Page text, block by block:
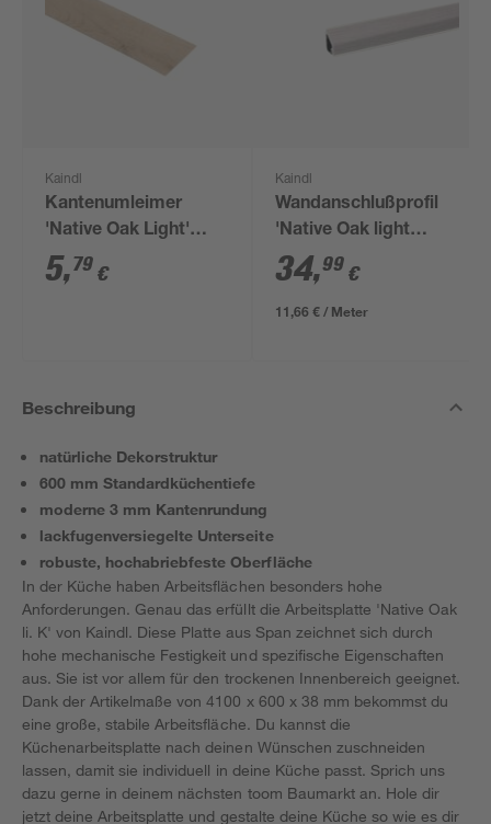
Kaindl
Kantenumleimer
'Native Oak Light'
beige 65 x 4,5 cm
5,79 €
Kaindl
Wandanschlußprofil
'Native Oak light
K4410' beige 3000 x
16 x 28 mm
34,99 €
11,66 € / Meter
Beschreibung
natürliche Dekorstruktur
600 mm Standardküchentiefe
moderne 3 mm Kantenrundung
lackfugenversiegelte Unterseite
robuste, hochabriebfeste Oberfläche
In der Küche haben Arbeitsflächen besonders hohe
Anforderungen. Genau das erfüllt die Arbeitsplatte 'Native Oak
li. K' von Kaindl. Diese Platte aus Span zeichnet sich durch
hohe mechanische Festigkeit und spezifische Eigenschaften
aus. Sie ist vor allem für den trockenen Innenbereich geeignet.
Dank der Artikelmaße von 4100 x 600 x 38 mm bekommst du
eine große, stabile Arbeitsfläche. Du kannst die
Küchenarbeitsplatte nach deinen Wünschen zuschneiden
lassen, damit sie individuell in deine Küche passt. Sprich uns
dazu gerne in deinem nächsten toom Baumarkt an. Hole dir
jetzt deine Arbeitsplatte und gestalte deine Küche so wie es dir